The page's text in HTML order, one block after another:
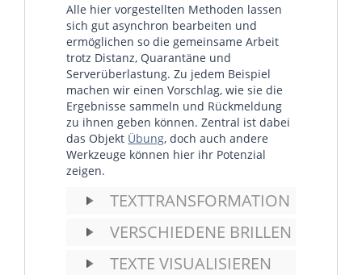
Alle hier vorgestellten Methoden lassen
sich gut asynchron bearbeiten und
ermöglichen so die gemeinsame Arbeit
trotz Distanz, Quarantäne und
Serverüberlastung. Zu jedem Beispiel
machen wir einen Vorschlag, wie sie die
Ergebnisse sammeln und Rückmeldung
zu ihnen geben können. Zentral ist dabei
das Objekt Übung, doch auch andere
Werkzeuge können hier ihr Potenzial
zeigen.
TEXTTRANSFORMATION
VERSCHIEDENE BRILLEN
TEXTE VISUALISIEREN